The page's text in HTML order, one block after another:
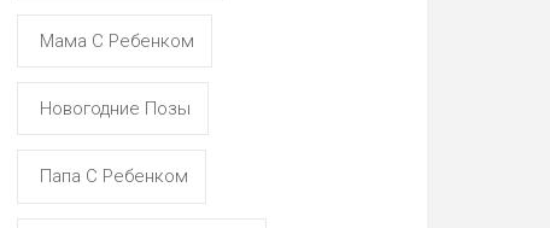
Мама С Ребенком
Новогодние Позы
Папа С Ребенком